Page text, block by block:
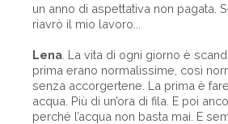
un anno di aspettativa non pagata.
riavrò il mio lavoro...
Lena . La vita di ogni giorno è
prima erano normalissime, così
senza accorgertene. La prima è
acqua. Più di un’ora di fila. E poi
perché l’acqua non basta mai. E